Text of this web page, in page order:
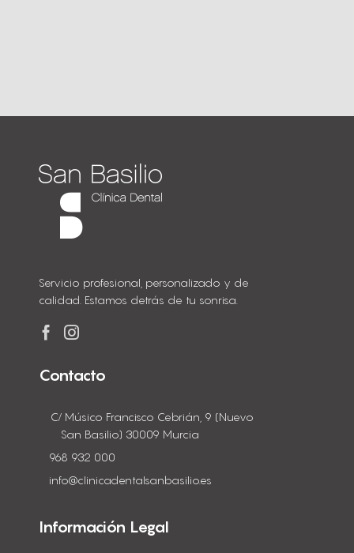
Servicio profesional, personalizado y de
calidad. Estamos detrás de tu sonrisa.
Contacto
C/ Músico Francisco Cebrián, 9 (Nuevo
San Basilio) 30009 Murcia
968 932 000
info@clinicadentalsanbasilio.es
Información Legal